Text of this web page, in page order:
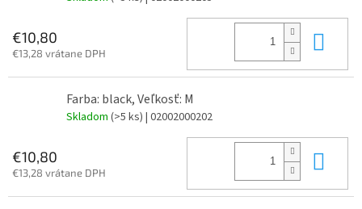
€10,80
€13,28 vrátane DPH
Farba: black, Veľkosť: M
Skladom (>5 ks) | 02002000202
€10,80
€13,28 vrátane DPH